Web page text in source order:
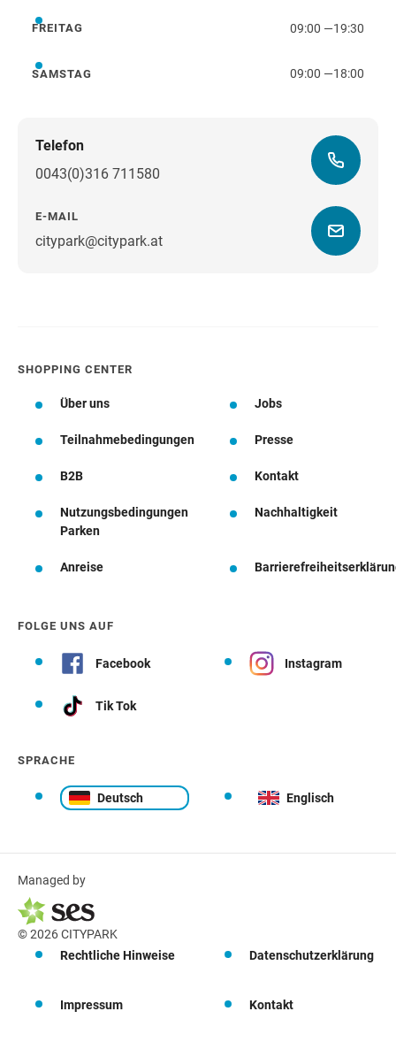
Freitag
FREITAG 09:00 —19:30
Samstag
SAMSTAG 09:00 —18:00
Telefon
0043(0)316 711580
E-MAIL
citypark@citypark.atWegbeschreibung
SHOPPING CENTER
Über uns Jobs
Teilnahmebedingungen Presse
B2B Kontakt
Nutzungsbedingungen
Parken
Nachhaltigkeit
Anreise
FOLGE UNS AUF
Facebook Instagram
Tik Tok
SPRACHE
Deutsch Englisch
Managed by
© 2026 CITYPARK
Rechtliche Hinweise
Datenschutzerklärung
Impressum Kontakt